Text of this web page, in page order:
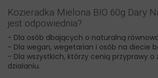
Kozieradka Mielona BIO 60g Dary
jest odpowiednia?
- Dla osób dbających o naturalną
- Dla wegan, wegetarian i osób na diecie
- Dla wszystkich, którzy cenią przyprawy
działaniu.